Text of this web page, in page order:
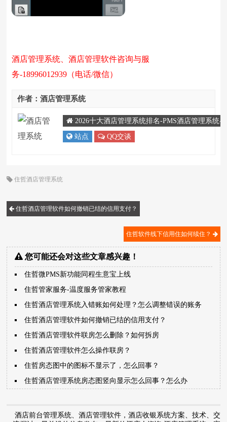
酒店管理系统、酒店管理软件咨询与服
务-18996012939（电话/微信）
作者：酒店管理系统
2026十大酒店管理系统排名-PMS酒店管理系统-
站点 QQ交谈
住哲酒店管理系统
住哲酒店管理软件如何撤销已结的信用支付？
住哲软件线下信用住如何续住？
您可能还会对这些文章感兴趣！
住哲微PMS新功能同程生意宝上线
住哲管家服务-温度服务管家教程
住哲酒店管理系统入错账如何处理？怎么调整错误的账务
住哲酒店管理软件如何撤销已结的信用支付？
住哲酒店管理软件联房怎么删除？如何拆房
住哲酒店管理软件怎么操作联房？
住哲房态图中的图标不显示了，怎么回事？
住哲酒店管理系统房态图竖向显示怎么回事？怎么办
酒店前台管理系统、酒店管理软件，酒店收银系统方案、技术、交